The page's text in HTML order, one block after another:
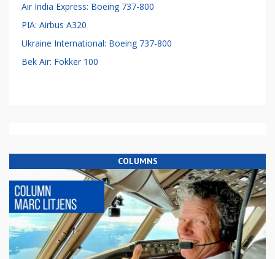
Air India Express: Boeing 737-800
PIA: Airbus A320
Ukraine International: Boeing 737-800
Bek Air: Fokker 100
COLUMNS